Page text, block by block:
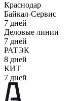
Краснодар
Байкал-Сервис
7 дней
Деловые линии
7 дней
РАТЭК
8 дней
КИТ
7 дней